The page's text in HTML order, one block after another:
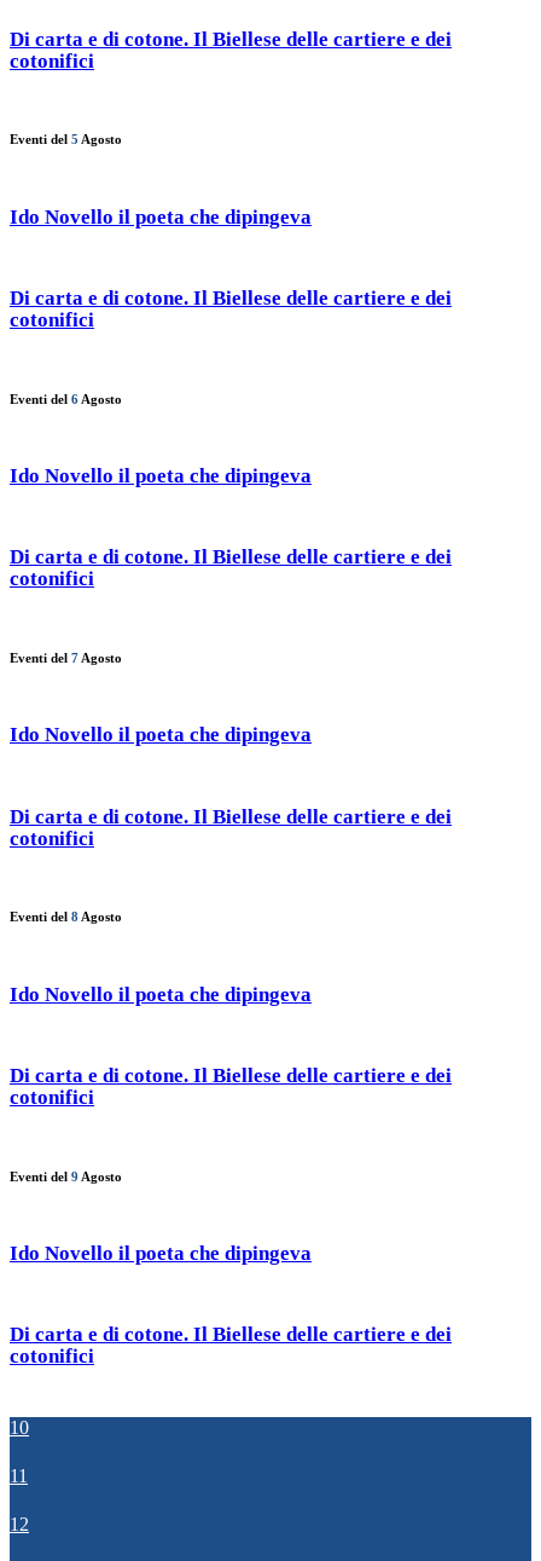
Di carta e di cotone. Il Biellese delle cartiere e dei
cotonifici
Eventi del 5 Agosto
Ido Novello il poeta che dipingeva
Di carta e di cotone. Il Biellese delle cartiere e dei
cotonifici
Eventi del 6 Agosto
Ido Novello il poeta che dipingeva
Di carta e di cotone. Il Biellese delle cartiere e dei
cotonifici
Eventi del 7 Agosto
Ido Novello il poeta che dipingeva
Di carta e di cotone. Il Biellese delle cartiere e dei
cotonifici
Eventi del 8 Agosto
Ido Novello il poeta che dipingeva
Di carta e di cotone. Il Biellese delle cartiere e dei
cotonifici
Eventi del 9 Agosto
Ido Novello il poeta che dipingeva
Di carta e di cotone. Il Biellese delle cartiere e dei
cotonifici
10
11
12